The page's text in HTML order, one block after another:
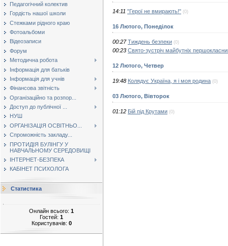
Педагогічний колектив
Гордість нашої школи
Стежками рідного краю
Фотоальбоми
Відеозаписи
Форум
Методична робота
Інформація для батьків
Інформація для учнів
Фінансова звітність
Організаційно та розпор...
Доступ до публічної ...
НУШ
ОРГАНІЗАЦІЯ ОСВІТНЬО...
Спроможність закладу...
ПРОТИДІЯ БУЛІНГУ У
НАВЧАЛЬНОМУ СЕРЕДОВИЩІ
ІНТЕРНЕТ-БЕЗПЕКА
КАБІНЕТ ПСИХОЛОГА
Статистика
Онлайн всього: 1
Гостей: 1
Користувачів: 0
14:11 "Герої не вмирають!" (0)
16 Лютого, Понеділок
00:27 Тиждень безпеки (0)
00:23 Свято-зустріч майбутніх
12 Лютого, Четвер
19:48 Колядує Україна, я і моя родина (0)
03 Лютого, Вівторок
01:12 Бій під Крутами (0)